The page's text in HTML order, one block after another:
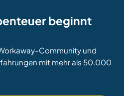
beginnt
Community und
mit mehr als 50.000